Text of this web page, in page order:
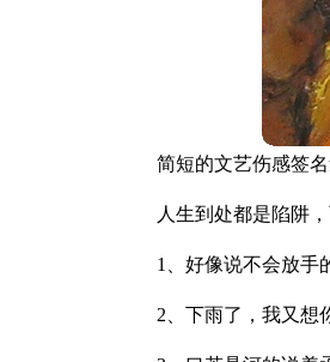
简短的文艺伤感签
人生到处都是陷阱
1、好像说不会放手
2、下雨了，我又想